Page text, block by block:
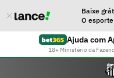
Baixe
O
Ajuda com
18+ Ministério da